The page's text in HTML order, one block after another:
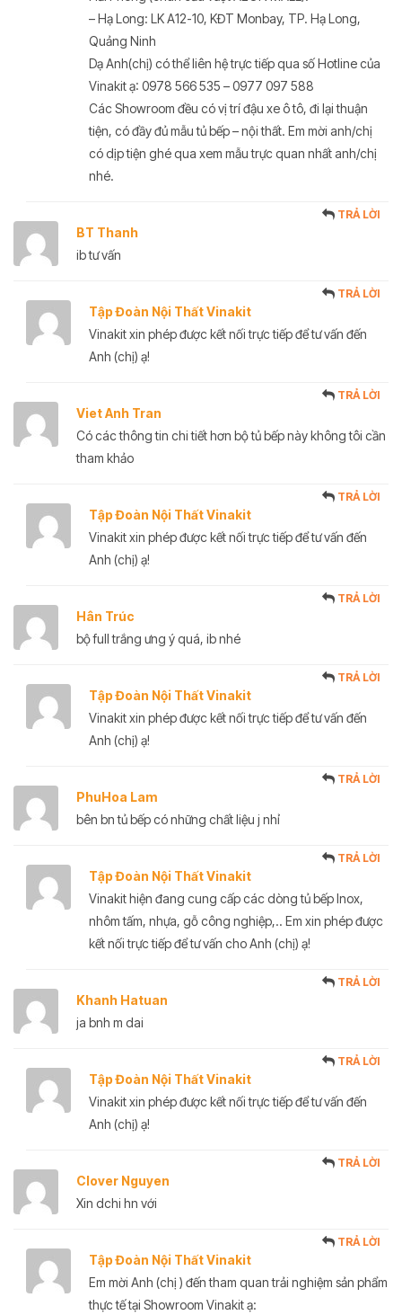
– Hạ Long: LK A12-10, KĐT Monbay, TP. Hạ Long,
Quảng Ninh
Dạ Anh(chị) có thể liên hệ trực tiếp qua số Hotline của
Vinakit ạ: 0978 566 535 – 0977 097 588
Các Showroom đều có vị trí đậu xe ô tô, đi lại thuận
tiện, có đầy đủ mẫu tủ bếp – nội thất. Em mời anh/chị
có dịp tiện ghé qua xem mẫu trực quan nhất anh/chị
nhé.
BT Thanh
TRẢ LỜI
ib tư vấn
Tập Đoàn Nội Thất Vinakit
TRẢ LỜI
Vinakit xin phép được kết nối trực tiếp để tư vấn đến
Anh (chị) ạ!
Viet Anh Tran
TRẢ LỜI
Có các thông tin chi tiết hơn bộ tủ bếp này không tôi cần
tham khảo
Tập Đoàn Nội Thất Vinakit
TRẢ LỜI
Vinakit xin phép được kết nối trực tiếp để tư vấn đến
Anh (chị) ạ!
Hân Trúc
TRẢ LỜI
bộ full trắng ưng ý quá, ib nhé
Tập Đoàn Nội Thất Vinakit
TRẢ LỜI
Vinakit xin phép được kết nối trực tiếp để tư vấn đến
Anh (chị) ạ!
PhuHoa Lam
TRẢ LỜI
bên bn tủ bếp có những chất liệu j nhỉ
Tập Đoàn Nội Thất Vinakit
TRẢ LỜI
Vinakit hiện đang cung cấp các dòng tủ bếp Inox,
nhôm tấm, nhựa, gỗ công nghiệp,.. Em xin phép được
kết nối trực tiếp để tư vấn cho Anh (chị) ạ!
Khanh Hatuan
TRẢ LỜI
ja bnh m dai
Tập Đoàn Nội Thất Vinakit
TRẢ LỜI
Vinakit xin phép được kết nối trực tiếp để tư vấn đến
Anh (chị) ạ!
Clover Nguyen
TRẢ LỜI
Xin dchi hn với
Tập Đoàn Nội Thất Vinakit
TRẢ LỜI
Em mời Anh (chị ) đến tham quan trải nghiệm sản phẩm
thực tế tại Showroom Vinakit ạ: